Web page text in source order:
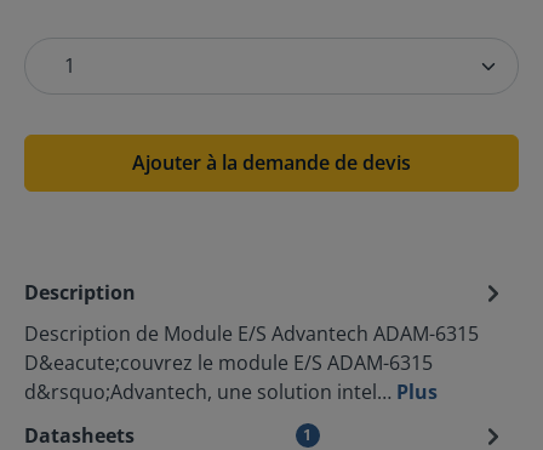
Ajouter à la demande de devis
Description
Description de Module E/S Advantech ADAM-6315
D&eacute;couvrez le module E/S ADAM-6315
d&rsquo;Advantech, une solution intel… Plus
Datasheets
1